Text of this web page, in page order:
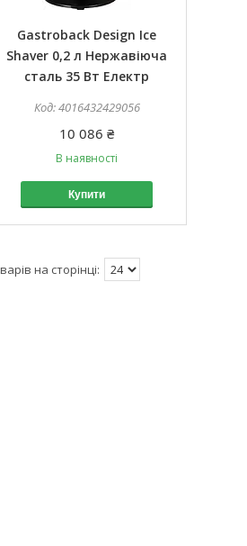
Gastroback Design Ice
Shaver 0,2 л Нержавіюча
сталь 35 Вт Електр
4016432429056
10 086 ₴
В наявності
Купити